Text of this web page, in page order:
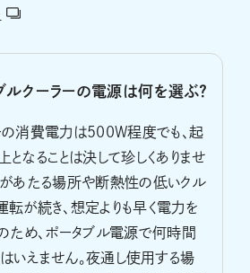
ルクーラーの電源は何を選ぶ？
の消費電力は500W程度でも、起
なることは決して珍しくありませ
があたる場所や断熱性の低いクル
転が続き、想定よりも早く電力を
ため、ポータブル電源で何時間
いえません。夜通し使用する場